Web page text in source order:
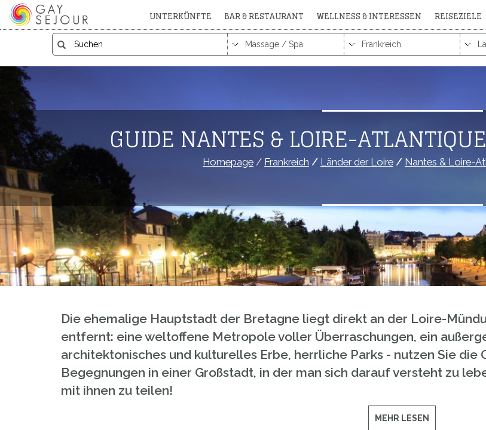
UNTERKÜNFTE BAR & RESTAURANT WELLNESS & INTERESSEN REISEZIELE
GUIDE NANTES & LOIRE-
Homepage / Frankreich / Länder der Loire / Nantes & Loire-
Die ehemalige Hauptstadt der Bretagne liegt direkt an der Loire-
entfernt: eine weltoffene Metropole voller Überraschungen, ein
architektonisches und kulturelles Erbe, herrliche Parks - nutzen Sie die
Begegnungen in einer Großstadt, in der man sich darauf versteht zu
mit ihnen zu teilen!
MEHR LESEN